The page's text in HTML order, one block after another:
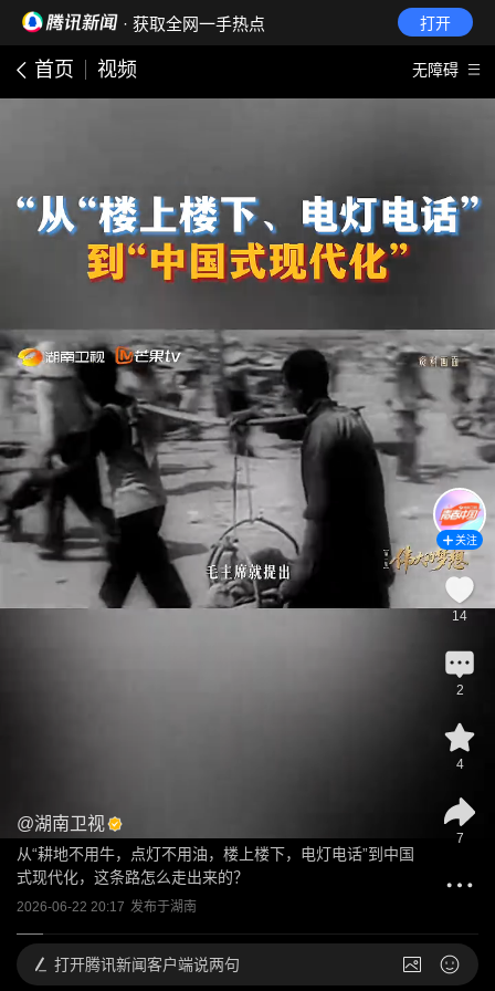
· 获取全网一手热点 打开
首页 视频 无障碍
@湖南卫视
从“耕地不用牛，点灯不用油，楼上楼下，电灯电话”到中国
式现代化，这条路怎么走出来的？
2026-06-22 20:17 发布于湖南
关注
14
2
4
7
打开腾讯新闻客户端说两句